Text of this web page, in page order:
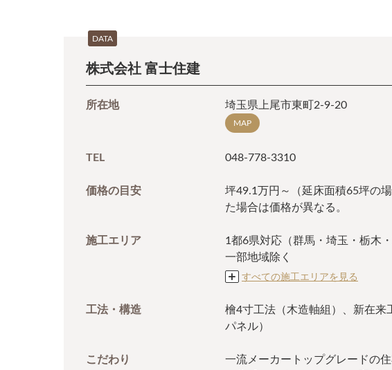
DATA
株式会社 富士住建
所在地 埼玉県上尾市東町2-9-20
MAP
TEL 048-778-3310
価格の目安
坪49.1万円～（延床面積65坪の
た場合は価格が異なる。
施工エリア
1都6県対応（群馬・埼玉・栃木
一部地域除く
すべての施工エリアを見る
工法・構造
檜4寸工法（木造軸組）、新在来
パネル）
こだわり
一流メーカートップグレードの